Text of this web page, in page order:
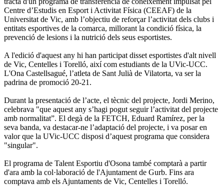
Centre d’Estudis en Esport i Activitat Física (CEEAF) de la
Universitat de Vic, amb l’objectiu de reforçar l’activitat dels clubs i
entitats esportives de la comarca, millorant la condició física, la
prevenció de lesions i la nutrició dels seus esportistes.
A l'edició d'aquest any hi han participat disset esportistes d'alt nivell
de Vic, Centelles i Torelló, així com estudiants de la UVic-UCC.
L'Ona Castellsagué, l’atleta de Sant Julià de Vilatorta, va ser la
padrina de promoció 20-21.
Durant la presentació de l’acte, el tècnic del projecte, Jordi Merino,
celebrava "que aquest any s’hagi pogut seguir l’activitat del projecte
amb normalitat”. El degà de la FETCH, Eduard Ramírez, per la
seva banda, va destacar-ne l’adaptació del projecte, i va posar en
valor que la UVic-UCC disposi d’aquest programa que considera
"singular".
El programa de Talent Esportiu d'Osona també comptarà a partir
d'ara amb la col·laboració de l'Ajuntament de Gurb. Fins ara
comptava amb els Ajuntaments de Vic, Centelles i Torelló.